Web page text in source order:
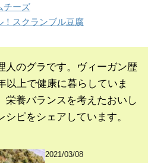
チーズ
！スクランブル豆腐
人のグラです。ヴィーガン歴
以上で健康に暮らしていま
栄養バランスを考えたおいし
シピをシェアしています。
2021/03/08